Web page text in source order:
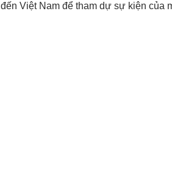
đến Việt Nam để tham dự sự kiện của